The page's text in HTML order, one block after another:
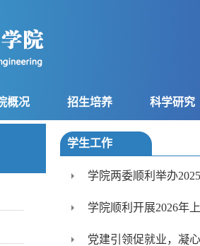
概况 招生培养 科学研究
学生工作
学院两委顺利举办
学院顺利开展2026年
党建引领促就业，凝